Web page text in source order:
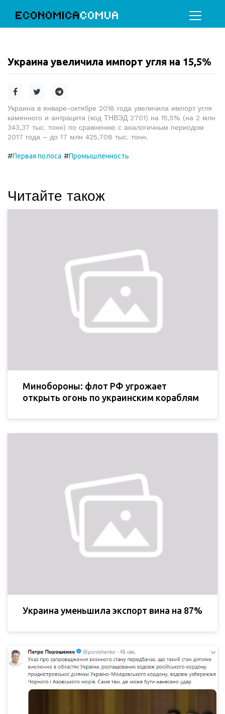
ECONOMICACOMUA
Украина увеличила импорт угля на 15,5%
Украина в январе-октябре 2018 года увеличила импорт угля
каменного и антрацита (код ТНВЭД 2701) на 15,5% (на 2 млн
343,37 тыс. тонн) по сравнению с аналогичным периодом
2017 года – до 17 млн 425,708 тыс. тонн.
#Первая полоса #Промышленность
Читайте також
Минобороны: флот РФ угрожает
открыть огонь по украинским кораблям
Украина уменьшила экспорт вина на 87%